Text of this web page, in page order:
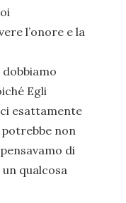
l’onore e la
Egli
esattamente
potrebbe non
di
qualcosa